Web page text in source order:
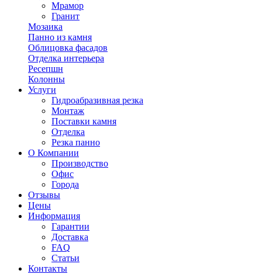
Мрамор
Гранит
Мозаика
Панно из камня
Облицовка фасадов
Отделка интерьера
Ресепшн
Колонны
Услуги
Гидроабразивная резка
Монтаж
Поставки камня
Отделка
Резка панно
О Компании
Производство
Офис
Города
Отзывы
Цены
Информация
Гарантии
Доставка
FAQ
Статьи
Контакты